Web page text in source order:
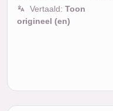
Vertaald: Toon
origineel (en)